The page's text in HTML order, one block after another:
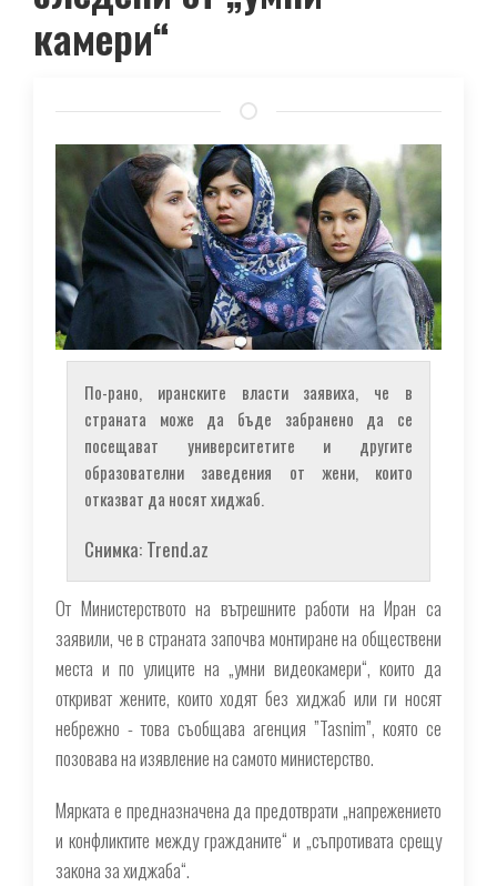
камери“
По-рано, иранските власти заявиха, че в
страната може да бъде забранено да се
посещават университетите и другите
образователни заведения от жени, които
отказват да носят хиджаб.
Снимка: Trend.az
От Министерството на вътрешните работи на Иран са
заявили, че в страната започва монтиране на обществени
места и по улиците на „умни видеокамери“, които да
откриват жените, които ходят без хиджаб или ги носят
небрежно - това съобщава агенция ”Tasnim”, която се
позовава на изявление на самото министерство.
Мярката е предназначена да предотврати „напрежението
и конфликтите между гражданите“ и „съпротивата срещу
закона за хиджаба“.